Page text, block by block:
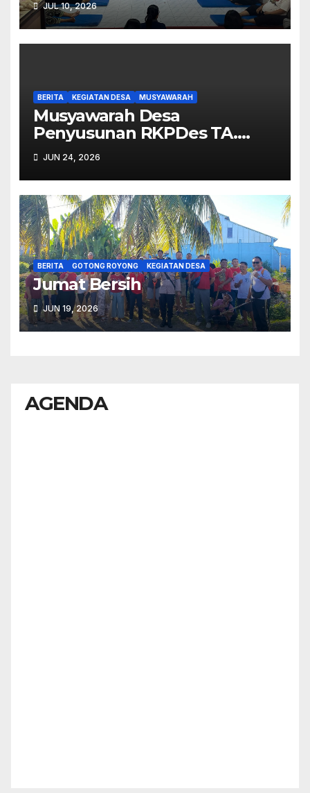
JUL 10, 2026
BERITA KEGIATAN DESA MUSYAWARAH
Musyawarah Desa
Penyusunan RKPDes TA.
2027.
JUN 24, 2026
BERITA GOTONG ROYONG KEGIATAN DESA
Jumat Bersih
JUN 19, 2026
AGENDA